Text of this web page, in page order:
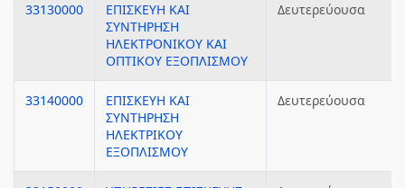
33130000
ΕΠΙΣΚΕΥΗ ΚΑΙ
ΣΥΝΤΗΡΗΣΗ
ΗΛΕΚΤΡΟΝΙΚΟΥ ΚΑΙ
ΟΠΤΙΚΟΥ ΕΞΟΠΛΙΣΜΟΥ
Δευτερεύουσα
33140000
ΕΠΙΣΚΕΥΗ ΚΑΙ
ΣΥΝΤΗΡΗΣΗ
ΗΛΕΚΤΡΙΚΟΥ
ΕΞΟΠΛΙΣΜΟΥ
Δευτερεύουσα